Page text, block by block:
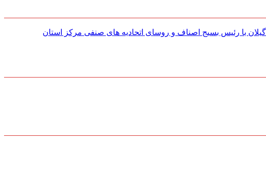
با رئیس بسیج اصناف و روسای اتحادیه های صنفی مركز استان